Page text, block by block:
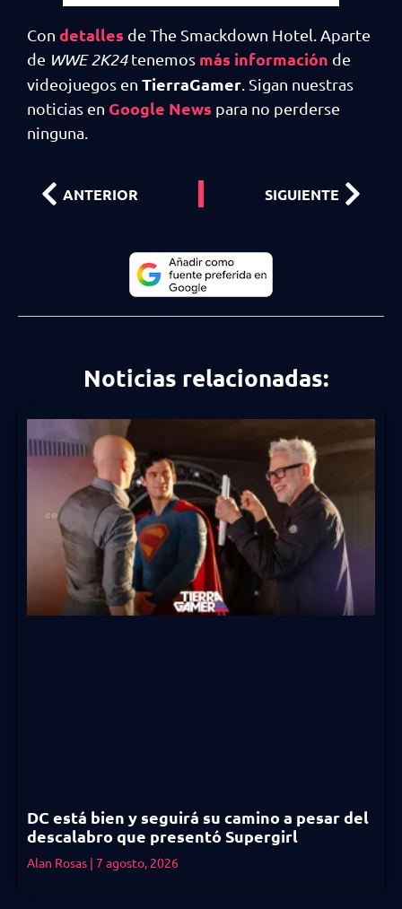
Con detalles de The Smackdown Hotel. Aparte
de WWE 2K24tenemos más información de
videojuegos en TierraGamer . Sigan nuestras
noticias en Google News para no perderse
ninguna.
ANTERIOR SIGUIENTE
Noticias relacionadas:
DC está bien y seguirá su camino a pesar del
descalabro que presentó Supergirl
Alan Rosas 7 agosto, 2026